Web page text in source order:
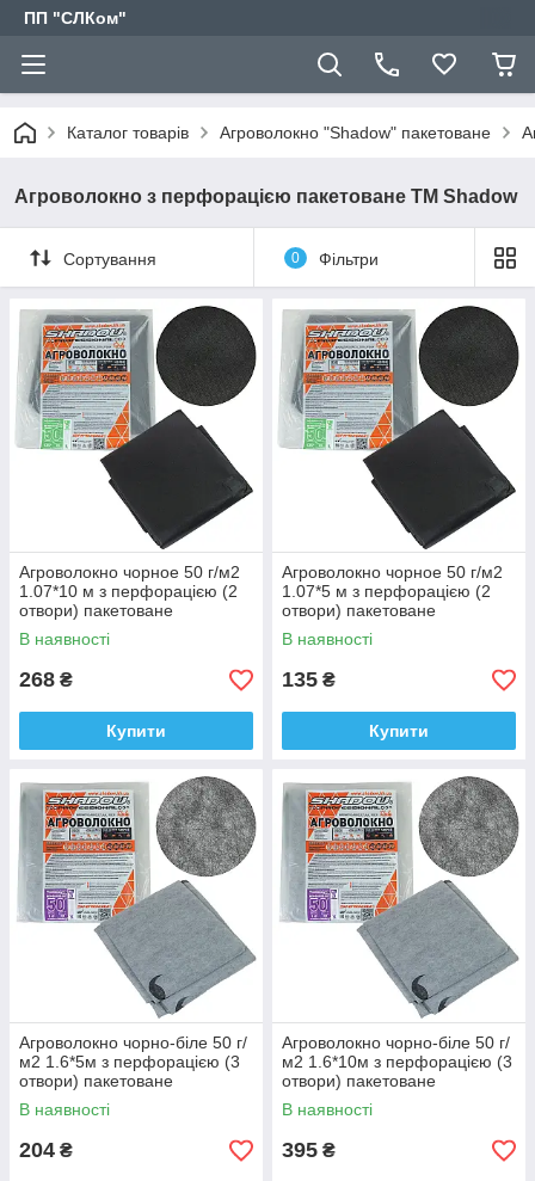
ПП "СЛКом"
Каталог товарів Агроволокно "Shadow" пакетоване
Агроволокно з перфорацією пакетоване TM Shadow
Сортування 0 Фільтри
Агроволокно чорное 50 г/м2
1.07*10 м з перфорацією (2
отвори) пакетоване
В наявності
268 ₴
Купити
Агроволокно чорное 50 г/м2
1.07*5 м з перфорацією (2
отвори) пакетоване
В наявності
135 ₴
Купити
Агроволокно чорно-біле 50 г/
м2 1.6*5м з перфорацією (3
отвори) пакетоване
В наявності
204 ₴
Агроволокно чорно-біле 50 г/
м2 1.6*10м з перфорацією (3
отвори) пакетоване
В наявності
395 ₴